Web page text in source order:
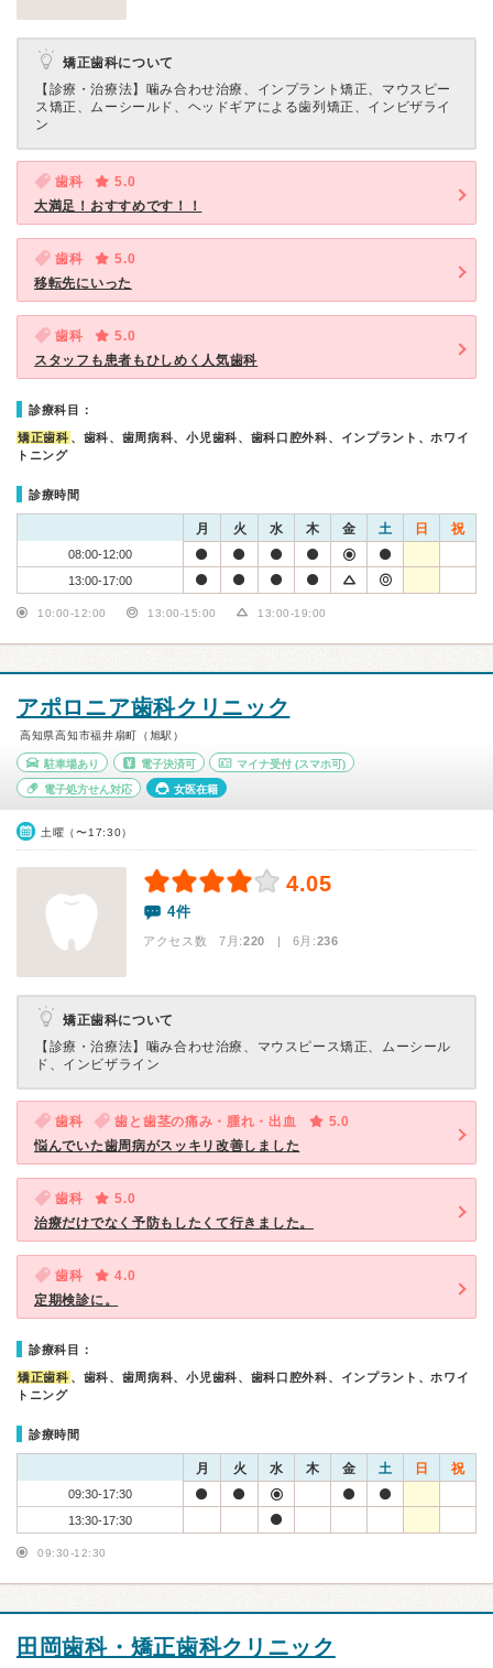
矯正歯科について
【診療・治療法】 噛み合わせ治療、インプラント矯正、マウスピー
ス矯正、ムーシールド、ヘッドギアによる歯列矯正、インビザライ
ン
歯科
5.0
大満足！おすすめです！！
歯科
5.0
移転先にいった
歯科
5.0
スタッフも患者もひしめく人気歯科
診療科目：
矯正歯科 、歯科、歯周病科、小児歯科、歯科口腔外科、インプラント、ホワイ
トニング
診療時間
月 火 水 木 金 土 日 祝
08:00-12:00
13:00-17:00
10:00-12:00 13:00-15:00 13:00-19:00
アポロニア歯科クリニック
高知県高知市福井扇町（旭駅）
駐車場あり 電子決済可 マイナ受付 (スマホ可)
電子処方せん対応 女医在籍
土曜（〜17:30）
4.05
4件
アクセス数 7月:220 | 6月:236
矯正歯科について
【診療・治療法】 噛み合わせ治療、マウスピース矯正、ムーシール
ド、インビザライン
歯科 歯と歯茎の痛み・腫れ・出血
5.0
悩んでいた歯周病がスッキリ改善しました
歯科
5.0
治療だけでなく予防もしたくて行きました。
歯科
4.0
定期検診に。
診療科目：
矯正歯科 、歯科、歯周病科、小児歯科、歯科口腔外科、インプラント、ホワイ
トニング
診療時間
月 火 水 木 金 土 日 祝
09:30-17:30
13:30-17:30
09:30-12:30
田岡歯科・矯正歯科クリニック